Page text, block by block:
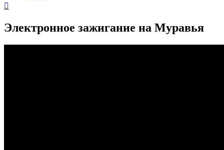
Электронное зажигание на Муравья